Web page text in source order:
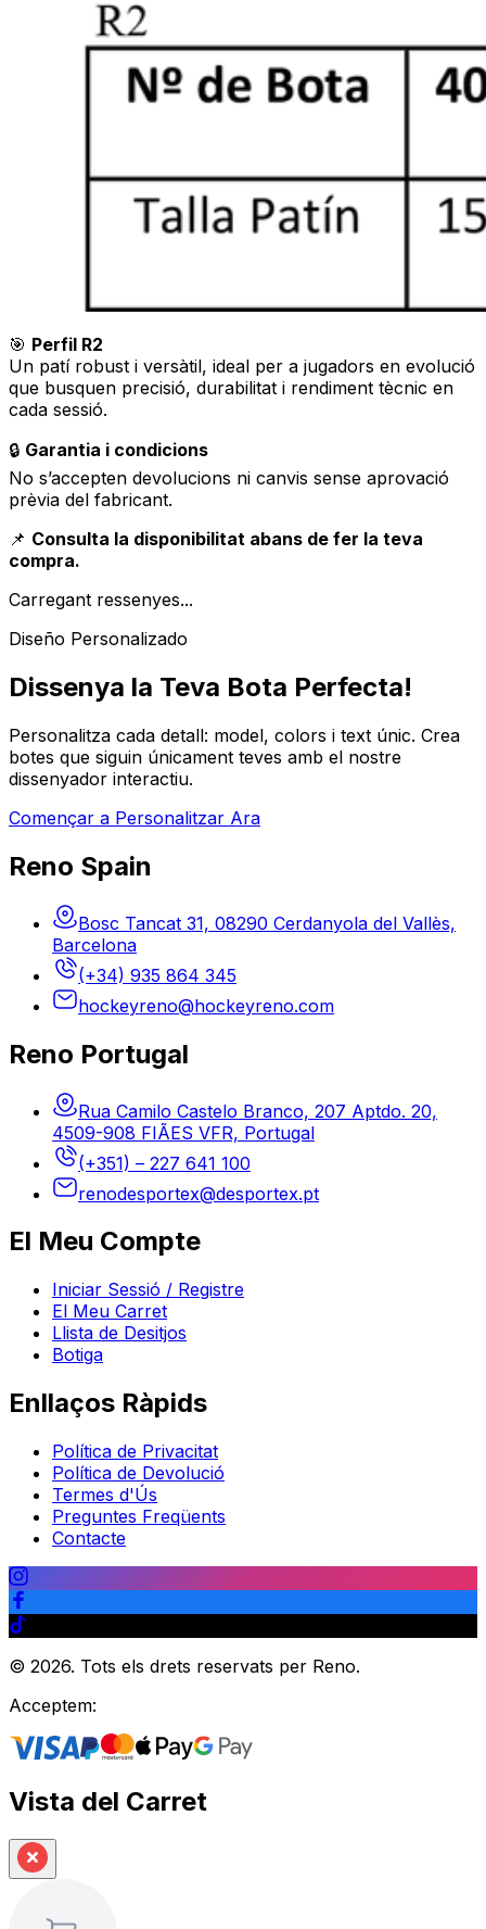
🎯 Perfil R2
Un patí robust i versàtil, ideal per a jugadors en evolució
que busquen precisió, durabilitat i rendiment tècnic en
cada sessió.
🔒 Garantia i condicions
No s’accepten devolucions ni canvis sense aprovació
prèvia del fabricant.
📌 Consulta la disponibilitat abans de fer la teva
compra.
Carregant ressenyes...
Diseño Personalizado
Dissenya la Teva Bota Perfecta!
Personalitza cada detall: model, colors i text únic. Crea
botes que siguin únicament teves amb el nostre
dissenyador interactiu.
Començar a Personalitzar Ara
Reno Spain
Bosc Tancat 31, 08290 Cerdanyola del Vallès,
Barcelona
(+34) 935 864 345
hockeyreno@hockeyreno.com
Reno Portugal
Rua Camilo Castelo Branco, 207 Aptdo. 20,
4509-908 FIÃES VFR, Portugal
(+351) – 227 641 100
renodesportex@desportex.pt
El Meu Compte
Iniciar Sessió / Registre
El Meu Carret
Llista de Desitjos
Botiga
Enllaços Ràpids
Política de Privacitat
Política de Devolució
Termes d'Ús
Preguntes Freqüents
Contacte
© 2026. Tots els drets reservats per Reno.
Acceptem:
Vista del Carret